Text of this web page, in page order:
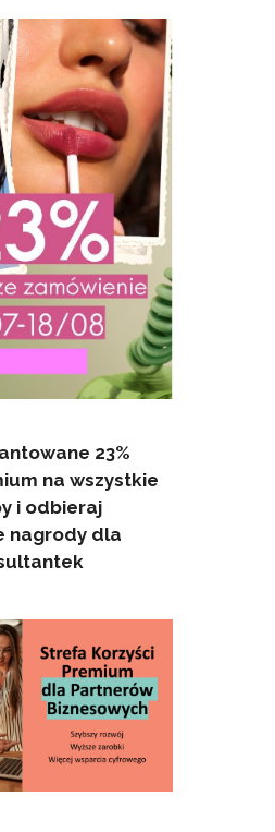
23%
na wszystkie
i odbieraj
nagrody dla